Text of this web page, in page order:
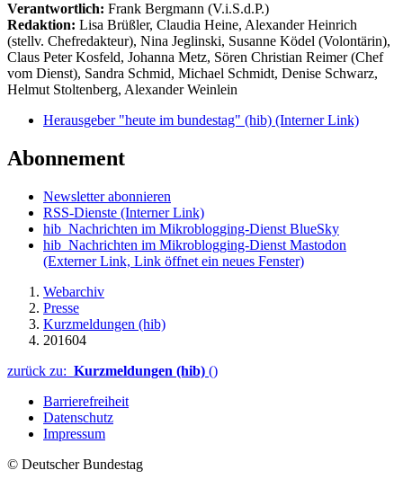
Verantwortlich: Frank Bergmann (V.i.S.d.P.)
Redaktion: Lisa Brüßler, Claudia Heine, Alexander Heinrich
(stellv. Chefredakteur), Nina Jeglinski, Susanne Ködel (Volontärin),
Claus Peter Kosfeld, Johanna Metz, Sören Christian Reimer (Chef
vom Dienst), Sandra Schmid, Michael Schmidt, Denise Schwarz,
Helmut Stoltenberg, Alexander Weinlein
Herausgeber "heute im bundestag" (hib) (Interner Link)
Abonnement
Newsletter abonnieren
RSS-Dienste (Interner Link)
hib_Nachrichten im Mikroblogging-Dienst BlueSky
hib_Nachrichten im Mikroblogging-Dienst Mastodon
(Externer Link, Link öffnet ein neues Fenster)
Webarchiv
Presse
Kurzmeldungen (hib)
201604
zurück zu: Kurzmeldungen (hib) ()
Barrierefreiheit
Datenschutz
Impressum
© Deutscher Bundestag